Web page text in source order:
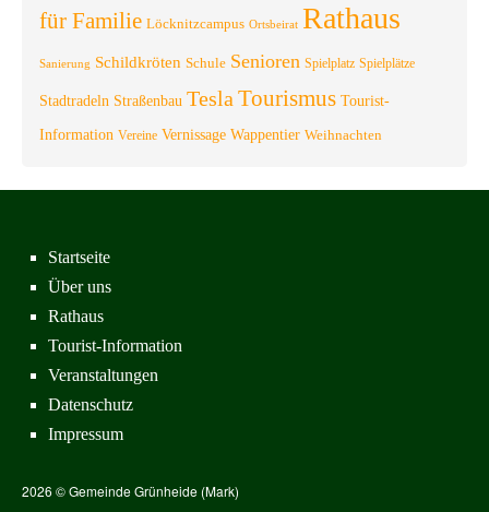
für Familie Löcknitzcampus Ortsbeirat Rathaus
Sanierung Schildkröten Schule Senioren Spielplatz Spielplätze
Stadtradeln Straßenbau Tesla Tourismus Tourist-
Information Vereine Vernissage Wappentier Weihnachten
Startseite
Über uns
Rathaus
Tourist-Information
Veranstaltungen
Datenschutz
Impressum
2026 © Gemeinde Grünheide (Mark)